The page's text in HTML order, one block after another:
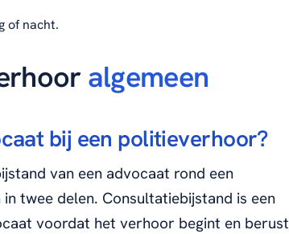
of nacht.
algemeen
bij een politieverhoor?
van een advocaat rond een
twee delen. Consultatiebijstand is een
voordat het verhoor begint en berust